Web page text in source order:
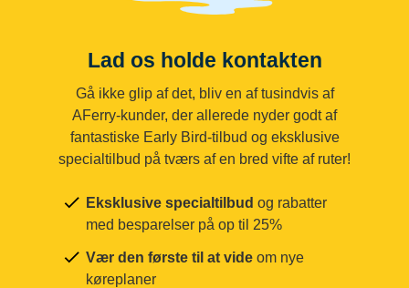
Lad os holde kontakten
Gå ikke glip af det, bliv en af tusindvis af
AFerry-kunder, der allerede nyder godt af
fantastiske Early Bird-tilbud og eksklusive
specialtilbud på tværs af en bred vifte af ruter!
Eksklusive specialtilbud og rabatter
med besparelser på op til 25%
Vær den første til at vide om nye
køreplaner